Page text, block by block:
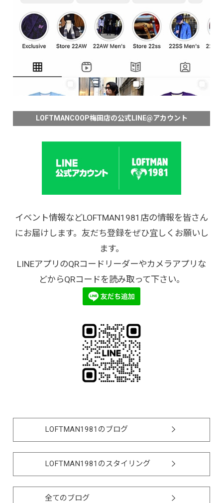
LOFTMANCOOP梅田店の公式LINE@アカウント
イベント情報などLOFTMAN1981店の情報を皆さん
にお届けします。友だち登録をぜひ宜しくお願いし
ます。
LINEアプリのQRコードリーダーやカメラアプリな
どからQRコードを読み取って下さい。
LOFTMAN1981のブログ
LOFTMAN1981のスタイリング
全てのブログ